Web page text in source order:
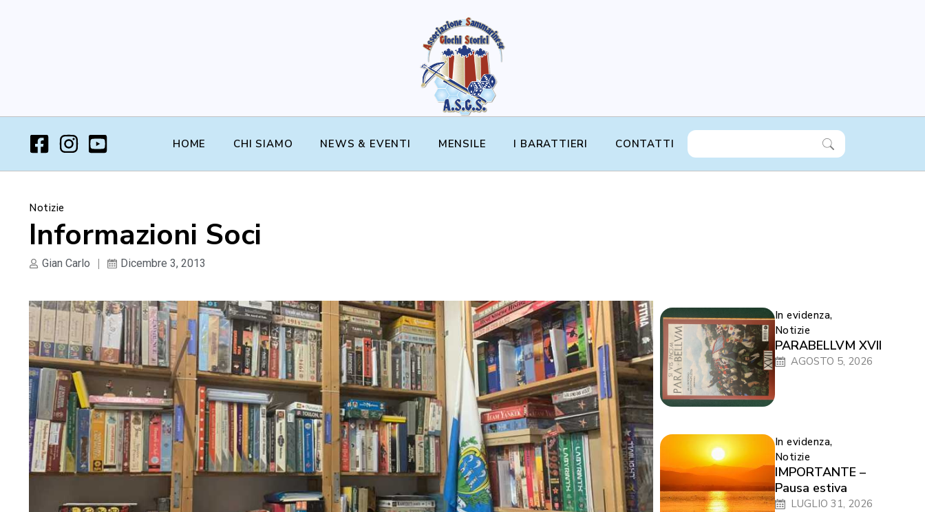
HOME CHI SIAMO NEWS & EVENTI MENSILE I BARATTIERI CONTATTI
Notizie
Informazioni Soci
Gian Carlo Dicembre 3, 2013
In evidenza,
Notizie
PARABELLVM XVII
AGOSTO 5, 2026
In evidenza,
Notizie
IMPORTANTE –
Pausa estiva
LUGLIO 31, 2026